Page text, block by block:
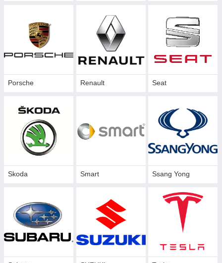
Porsche Renault Seat
Skoda Smart Ssang Yong